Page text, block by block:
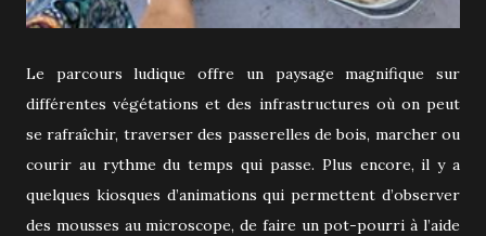
Le parcours ludique offre un paysage magnifique sur
différentes végétations et des infrastructures où on peut
se rafraîchir, traverser des passerelles de bois, marcher ou
courir au rythme du temps qui passe. Plus encore, il y a
quelques kiosques d’animations qui permettent d’observer
des mousses au microscope, de faire un pot-pourri à l’aide